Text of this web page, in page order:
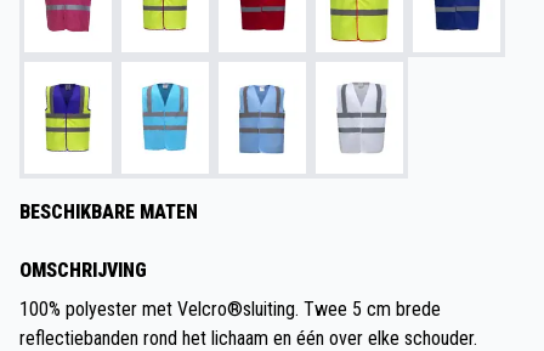
BESCHIKBARE MATEN
OMSCHRIJVING
100% polyester met Velcro®sluiting. Twee 5 cm brede
reflectiebanden rond het lichaam en één over elke schouder.